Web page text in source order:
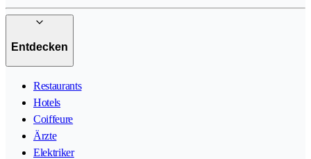
Entdecken
Restaurants
Hotels
Coiffeure
Ärzte
Elektriker